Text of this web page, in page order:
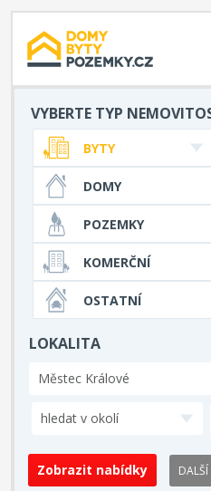
VYBERTE TYP
BYTY
DOMY
POZEMKY
KOMERČNÍ
OSTATNÍ
LOKALITA
hledat v okolí
DALŠÍ